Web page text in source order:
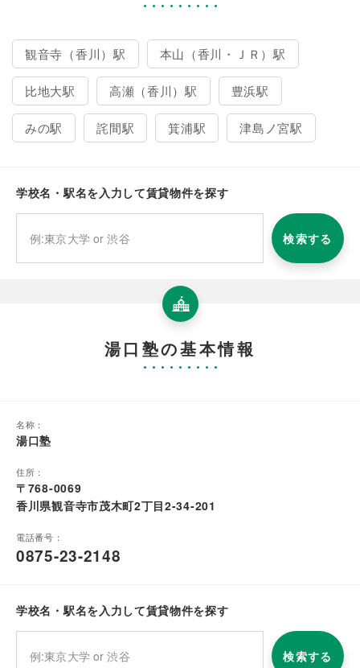
観音寺（香川）駅 本山（香川・ＪＲ）駅
比地大駅 高瀬（香川）駅 豊浜駅
みの駅 詫間駅 箕浦駅 津島ノ宮駅
学校名・駅名を入力して賃貸物件を探す
検索する
湯口塾の基本情報
名称：
湯口塾
住所：
〒768-0069
香川県観音寺市茂木町2丁目2-34-201
電話番号：
0875-23-2148
学校名・駅名を入力して賃貸物件を探す
検索する